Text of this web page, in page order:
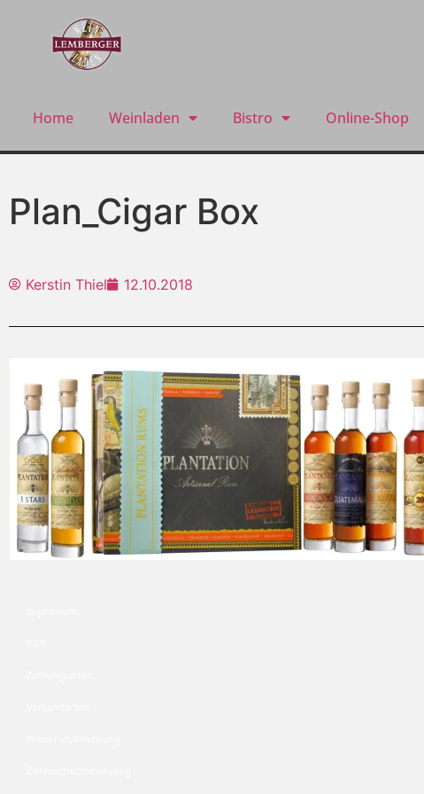
Home Weinladen Bistro Online-Shop
Plan_Cigar Box
Kerstin Thiel 12.10.2018